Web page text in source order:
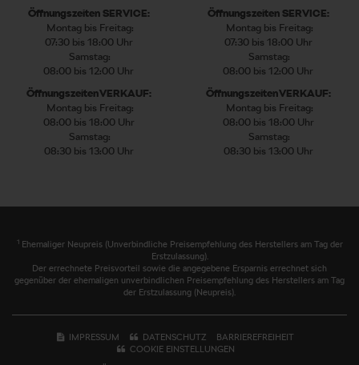
Öffnungszeiten SERVICE:
Montag bis Freitag:
07:30 bis 18:00 Uhr
Samstag:
08:00 bis 12:00 Uhr
Öffnungszeiten VERKAUF:
Montag bis Freitag:
08:00 bis 18:00 Uhr
Samstag:
08:30 bis 13:00 Uhr
Öffnungszeiten SERVICE:
Montag bis Freitag:
07:30 bis 18:00 Uhr
Samstag:
08:00 bis 12:00 Uhr
Öffnungszeiten VERKAUF:
Montag bis Freitag:
08:00 bis 18:00 Uhr
Samstag:
08:30 bis 13:00 Uhr
1Ehemaliger Neupreis (Unverbindliche Preisempfehlung des Herstellers am Tag der
Erstzulassung).
Der errechnete Preisvorteil sowie die angegebene Ersparnis errechnet sich
gegenüber der ehemaligen unverbindlichen Preisempfehlung des Herstellers am Tag
der Erstzulassung (Neupreis).
IMPRESSUM DATENSCHUTZ
BARRIEREFREIHEIT
COOKIE EINSTELLUNGEN